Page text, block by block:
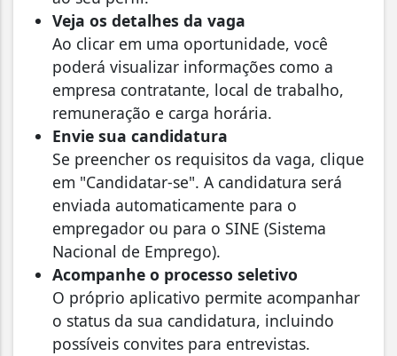
Veja os detalhes da vaga
Ao clicar em uma oportunidade, você
poderá visualizar informações como a
empresa contratante, local de trabalho,
remuneração e carga horária.
Envie sua candidatura
Se preencher os requisitos da vaga, clique
em "Candidatar-se". A candidatura será
enviada automaticamente para o
empregador ou para o SINE (Sistema
Nacional de Emprego).
Acompanhe o processo seletivo
O próprio aplicativo permite acompanhar
o status da sua candidatura, incluindo
possíveis convites para entrevistas.